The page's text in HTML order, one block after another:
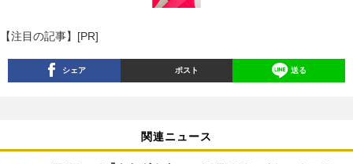
【注目の記事】[PR]
シェア ポスト 送る
関連ニュース